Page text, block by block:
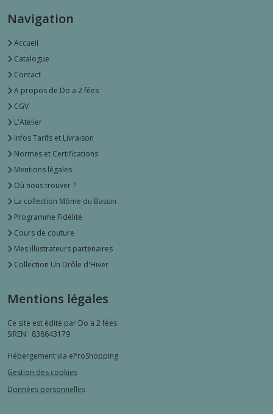
minis
Afficher
les
résultats
Navigation
Accueil
Catalogue
Contact
A propos de Do a 2 fées
CGV
L'Atelier
Infos Tarifs et Livraison
Normes et Certifications
Mentions légales
Où nous trouver ?
La collection Môme du Bassin
Programme Fidélité
Cours de couture
Mes illustrateurs partenaires
Collection Un Drôle d'Hiver
Mentions légales
Ce site est édité par Do a 2 fées.
SIREN : 838643179
Hébergement via eProShopping
Gestion des cookies
Données personnelles